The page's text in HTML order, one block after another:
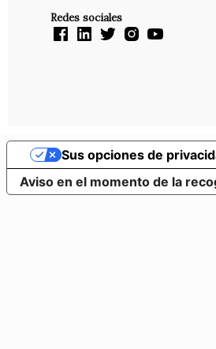
Redes sociales
Aviso en el momento de la
Sus opciones de